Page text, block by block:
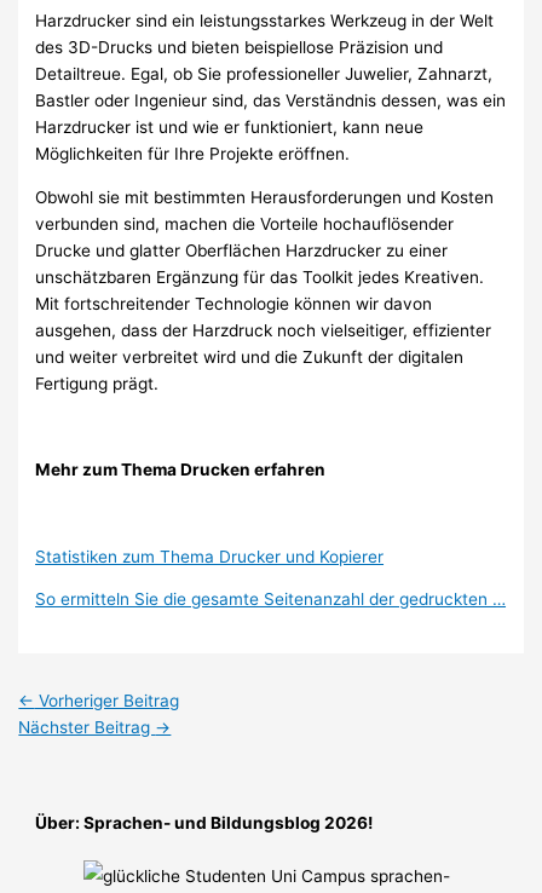
Harzdrucker sind ein leistungsstarkes Werkzeug in der Welt
des 3D-Drucks und bieten beispiellose Präzision und
Detailtreue. Egal, ob Sie professioneller Juwelier, Zahnarzt,
Bastler oder Ingenieur sind, das Verständnis dessen, was ein
Harzdrucker ist und wie er funktioniert, kann neue
Möglichkeiten für Ihre Projekte eröffnen.
Obwohl sie mit bestimmten Herausforderungen und Kosten
verbunden sind, machen die Vorteile hochauflösender
Drucke und glatter Oberflächen Harzdrucker zu einer
unschätzbaren Ergänzung für das Toolkit jedes Kreativen.
Mit fortschreitender Technologie können wir davon
ausgehen, dass der Harzdruck noch vielseitiger, effizienter
und weiter verbreitet wird und die Zukunft der digitalen
Fertigung prägt.
Mehr zum Thema Drucken erfahren
Statistiken zum Thema Drucker und Kopierer
So ermitteln Sie die gesamte Seitenanzahl der gedruckten …
← Vorheriger Beitrag
Nächster Beitrag →
Über: Sprachen- und Bildungsblog 2026!